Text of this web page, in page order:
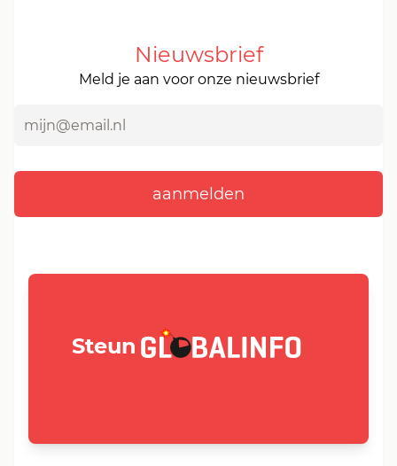
Nieuwsbrief
Meld je aan voor onze nieuwsbrief
Steun GLOBALINFO.nl